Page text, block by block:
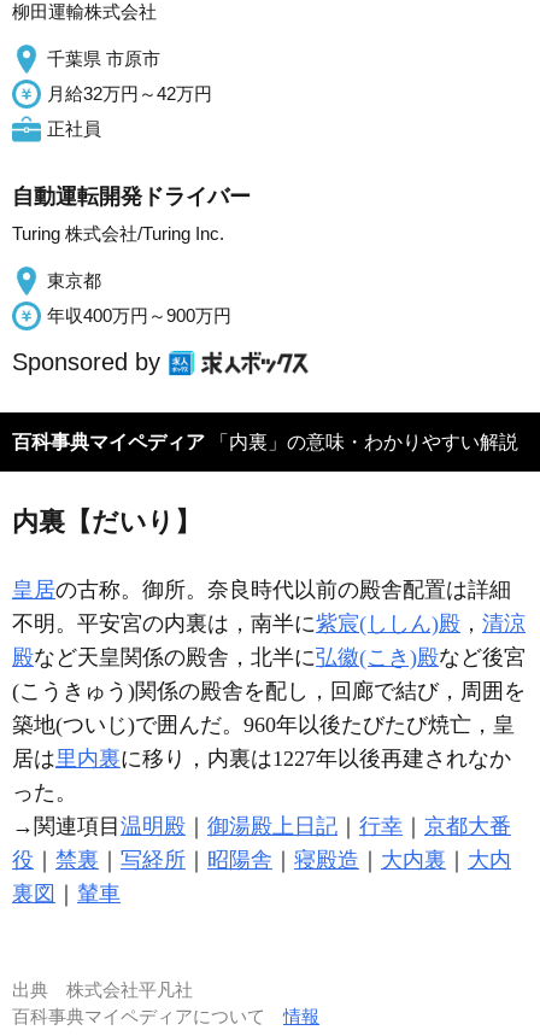
柳田運輸株式会社
千葉県 市原市
月給32万円～42万円
正社員
自動運転開発ドライバー
Turing 株式会社/Turing Inc.
東京都
年収400万円～900万円
Sponsored by
百科事典マイペディア 「内裏」の意味・わかりやすい解説
内裏【だいり】
皇居の古称。御所。奈良時代以前の殿舎配置は詳細
不明。平安宮の内裏は，南半に紫宸(ししん)殿 ， 清涼
殿など天皇関係の殿舎，北半に弘徽(こき)殿など後宮
(こうきゅう)関係の殿舎を配し，回廊で結び，周囲を
築地(ついじ)で囲んだ。960年以後たびたび焼亡，皇
居は里内裏に移り，内裏は1227年以後再建されなか
った。
→関連項目 温明殿 御湯殿上日記 行幸
京都大番
役
禁裏 写経所 昭陽舎 寝殿造 大内裏
大内
裏図
輦車
出典 株式会社平凡社
百科事典マイペディアについて情報